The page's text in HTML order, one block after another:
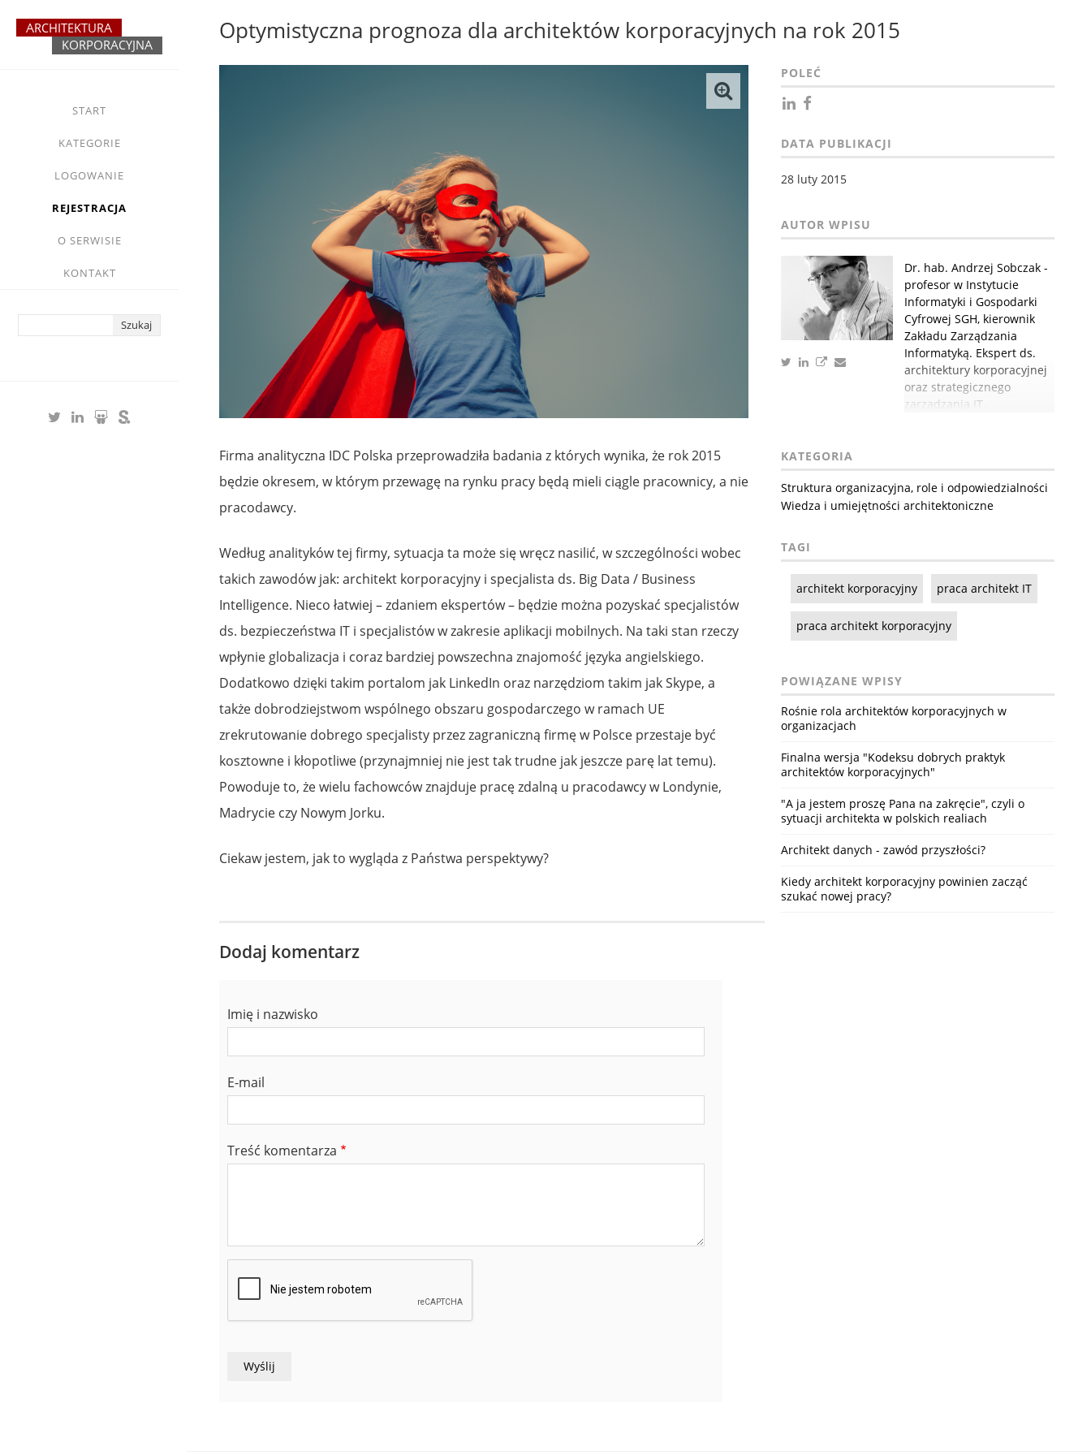
START
KATEGORIE
LOGOWANIE
REJESTRACJA
O SERWISIE
KONTAKT
Optymistyczna prognoza dla architektów korporacyjnych na rok 2015
Firma analityczna IDC Polska przeprowadziła badania z których wynika, że rok 2015
będzie okresem, w którym przewagę na rynku pracy będą mieli ciągle pracownicy, a nie
pracodawcy.
Według analityków tej firmy, sytuacja ta może się wręcz nasilić, w szczególności wobec
takich zawodów jak: architekt korporacyjny i specjalista ds. Big Data / Business
Intelligence. Nieco łatwiej – zdaniem ekspertów – będzie można pozyskać specjalistów
ds. bezpieczeństwa IT i specjalistów w zakresie aplikacji mobilnych. Na taki stan rzeczy
wpłynie globalizacja i coraz bardziej powszechna znajomość języka angielskiego.
Dodatkowo dzięki takim portalom jak LinkedIn oraz narzędziom takim jak Skype, a
także dobrodziejstwom wspólnego obszaru gospodarczego w ramach UE
zrekrutowanie dobrego specjalisty przez zagraniczną firmę w Polsce przestaje być
kosztowne i kłopotliwe (przynajmniej nie jest tak trudne jak jeszcze parę lat temu).
Powoduje to, że wielu fachowców znajduje pracę zdalną u pracodawcy w Londynie,
Madrycie czy Nowym Jorku.
Ciekaw jestem, jak to wygląda z Państwa perspektywy?
POLEĆ
DATA PUBLIKACJI
28 luty 2015
Dr. hab. Andrzej Sobczak -
profesor w Instytucie
Informatyki i Gospodarki
Cyfrowej SGH, kierownik
Zakładu Zarządzania
Informatyką. Ekspert ds.
architektury korporacyjnej
oraz strategicznego
zarządzania IT.
KATEGORIA
Struktura organizacyjna, role i odpowiedzialności
Wiedza i umiejętności architektoniczne
TAGI
architekt korporacyjny praca architekt IT
praca architekt korporacyjny
POWIĄZANE WPISY
Rośnie rola architektów korporacyjnych w
organizacjach
Finalna wersja "Kodeksu dobrych praktyk
architektów korporacyjnych"
"A ja jestem proszę Pana na zakręcie", czyli o
sytuacji architekta w polskich realiach
Architekt danych - zawód przyszłości?
Kiedy architekt korporacyjny powinien zacząć
szukać nowej pracy?
Dodaj komentarz
Imię i nazwisko
E-mail
Treść komentarza